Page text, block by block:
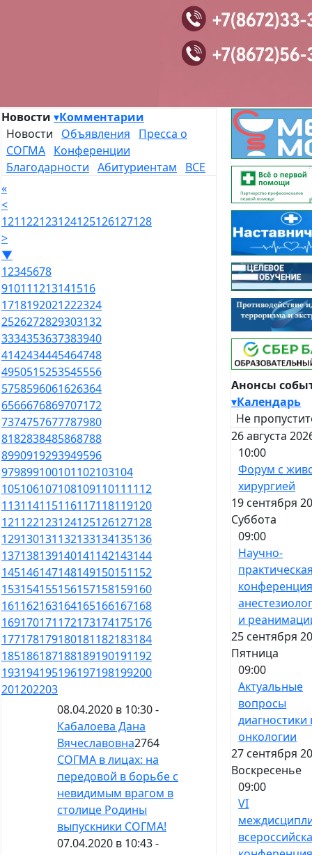
Новости ▾Комментарии
Новости Объявления
Пресса о
СОГМА Конференции
Благодарности Абитуриентам
ВСЕ
«
<
121122123124125126127128
>
▼
12345678
910111213141516
1718192021222324
2526272829303132
3334353637383940
4142434445464748
4950515253545556
5758596061626364
6566676869707172
7374757677787980
8182838485868788
8990919293949596
979899100101102103104
105106107108109110111112
113114115116117118119120
121122123124125126127128
129130131132133134135136
137138139140141142143144
145146147148149150151152
153154155156157158159160
161162163164165166167168
169170171172173174175176
177178179180181182183184
185186187188189190191192
193194195196197198199200
201202203
08.04.2020 в 10:30 -
Кабалоева Дана
Вячеславовна2764
СОГМА в лицах: на
передовой в борьбе с
невидимым врагом в
столице Родины
выпускники СОГМА!
07.04.2020 в 10:43 -
Анонсы
▾Календарь
Не
26 августа
10:00
Форум с
хирургией
19 сентября
Суббота
09:00
Научно-
и
25 сентября
Пятница
09:00
Актуальные
вопросы
диагностики
онкологии
27 сентября
Воскресенье
09:00
VI